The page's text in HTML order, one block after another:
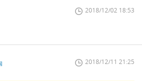
2018/12/02 18:53
2018/12/11 21:25